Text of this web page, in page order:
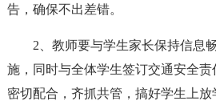
告，确保不出差错。
2、教师要与学生家长保持信息
施，同时与全体学生签订交通安全
密切配合，齐抓共管，搞好学生上放